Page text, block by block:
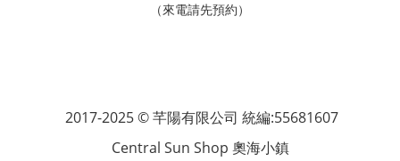
（來電請先預約）
2017-2025 © 芊陽有限公司 統編:55681607
Central Sun Shop 奧海小鎮